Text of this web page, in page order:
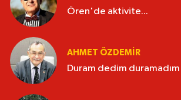
Ören'de aktivite...
AHMET ÖZDEMIR
Duram dedim duramadım